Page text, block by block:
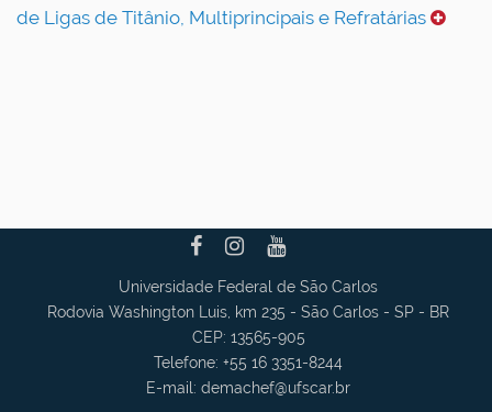
de Ligas de Titânio, Multiprincipais e Refratárias
Universidade Federal de São Carlos
Rodovia Washington Luis, km 235 - São Carlos - SP - BR
CEP: 13565-905
Telefone: +55 16 3351-8244
E-mail: demachef@ufscar.br